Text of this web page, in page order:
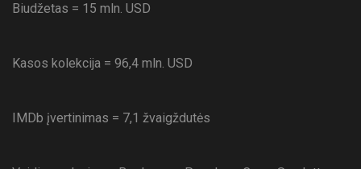
Biudžetas = 15 mln. USD
Kasos kolekcija = 96,4 mln. USD
IMDb įvertinimas = 7,1 žvaigždutės